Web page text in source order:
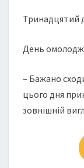
Тринадцятий
День
– Бажано
цього дня
зовнішній